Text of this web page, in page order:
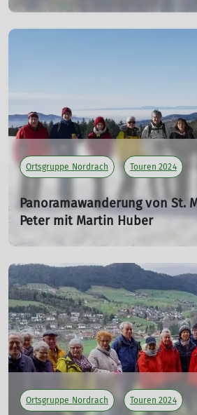
Wanderung des Alpenvereins
Ortsgruppe Nordrach Touren 2024
Panoramawanderung von St.
Peter mit Martin Huber
Unterwegs im Hochschwarzwald bei
14.01.2024
mehr erfahren
Ortsgruppe Nordrach Touren 2024